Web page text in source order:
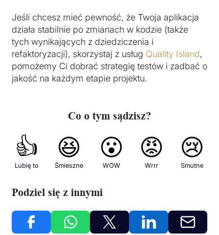
Jeśli chcesz mieć pewność, że Twoja aplikacja
działa stabilnie po zmianach w kodzie (także
tych wynikających z dziedziczenia i
refaktoryzacji), skorzystaj z usług Quality Island,
pomożemy Ci dobrać strategię testów i zadbać o
jakość na każdym etapie projektu.
Co o tym sądzisz?
👍
Lubię to
😆
Śmieszne
😮
WOW
😡
Wrrr
😢
Smutne
Podziel się z innymi